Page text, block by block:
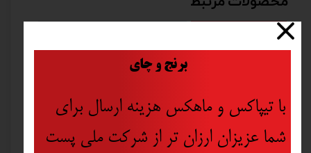
برنج و چای
با تیپاکس و ماهکس هزینه ارسال برای
شما عزیزان ارزان تر از شرکت ملی پست